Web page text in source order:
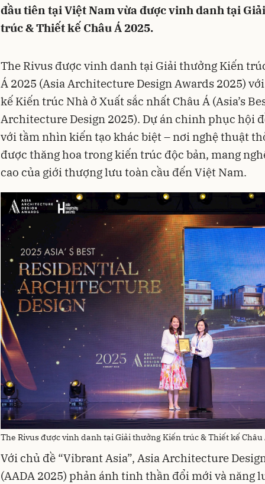
đầu tiên tại Việt Nam vừa được vinh danh tại
trúc & Thiết kế Châu Á 2025.
The Rivus được vinh danh tại Giải thưởng Kiến
Á 2025 (Asia Architecture Design Awards 2025)
kế Kiến trúc Nhà ở Xuất sắc nhất Châu Á (Asia’s
Architecture Design 2025). Dự án chinh phục hội
với tầm nhìn kiến tạo khác biệt – nơi nghệ thuật
được thăng hoa trong kiến trúc độc bản, mang
cao của giới thượng lưu toàn cầu đến Việt Nam.
The Rivus được vinh danh tại Giải thưởng Kiến trúc & Thiết kế Châu
Với chủ đề “Vibrant Asia”, Asia Architecture
(AADA 2025) phản ánh tinh thần đổi mới và năng